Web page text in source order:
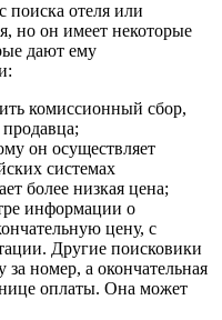
поиска отеля или
но он имеет некоторые
дают ему
комиссионный сбор,
продавца;
он осуществляет
системах
более низкая цена;
информации о
цену, с
Другие поисковики
за номер, а окончательная
оплаты. Она может